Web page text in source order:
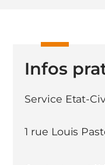
Infos
Service Etat-
1 rue Louis